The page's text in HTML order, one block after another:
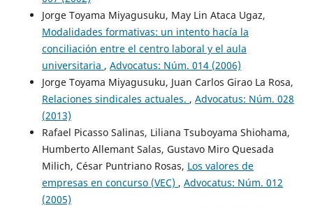
Jorge Toyama Miyagusuku, May Lin Ataca Ugaz,
Modalidades formativas: un intento hacía la
conciliación entre el centro laboral y el aula
universitaria , Advocatus: Núm. 014 (2006)
Jorge Toyama Miyagusuku, Juan Carlos Girao La Rosa,
Relaciones sindicales actuales. , Advocatus: Núm. 028
(2013)
Rafael Picasso Salinas, Liliana Tsuboyama Shiohama,
Humberto Allemant Salas, Gustavo Miro Quesada
Milich, César Puntriano Rosas, Los valores de
empresas en concurso (VEC) , Advocatus: Núm. 012
(2005)